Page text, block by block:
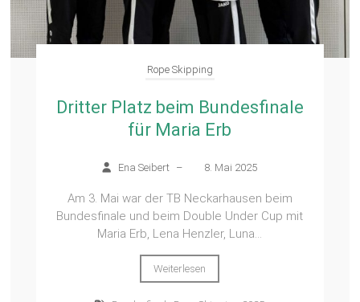
Rope Skipping
Dritter Platz beim Bundesfinale
für Maria Erb
Ena Seibert – 8. Mai 2025
Am 3. Mai war der TB Neckarhausen beim
Bundesfinale und beim Double Under Cup mit
Maria Erb, Lena Henzler, Luna...
Weiterlesen